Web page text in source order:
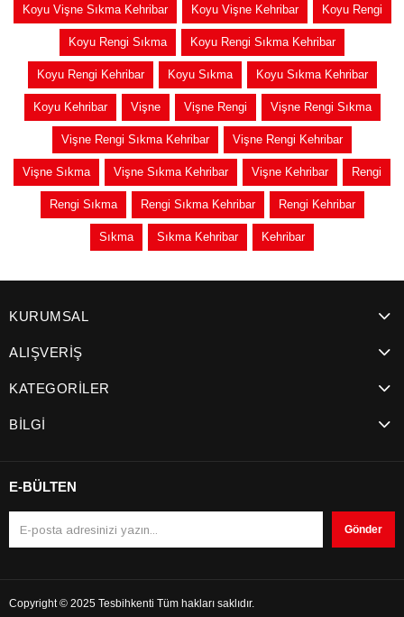
Koyu Vişne Sıkma Kehribar Koyu Vişne Kehribar Koyu Rengi
Koyu Rengi Sıkma Koyu Rengi Sıkma Kehribar
Koyu Rengi Kehribar Koyu Sıkma Koyu Sıkma Kehribar
Koyu Kehribar Vişne Vişne Rengi Vişne Rengi Sıkma
Vişne Rengi Sıkma Kehribar Vişne Rengi Kehribar
Vişne Sıkma Vişne Sıkma Kehribar Vişne Kehribar Rengi
Rengi Sıkma Rengi Sıkma Kehribar Rengi Kehribar
Sıkma Sıkma Kehribar Kehribar
KURUMSAL
ALIŞVERİŞ
KATEGORİLER
BİLGİ
E-BÜLTEN
Gönder
Copyright © 2025 Tesbihkenti Tüm hakları saklıdır.